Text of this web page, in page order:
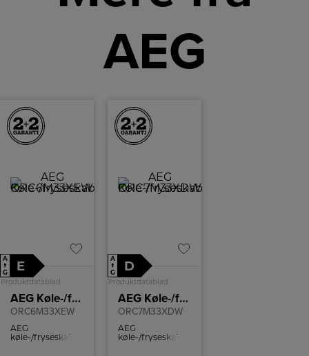
AEG
A
↑
G
E
Produktdatablad
AEG Køle-/fryseskab
ORC6M33XEW
AEG
køle-/fryseskab
A
↑
G
D
Produktdatablad
AEG Køle-/fryseskab
ORC7M33XDW
AEG
køle-/fryseskab